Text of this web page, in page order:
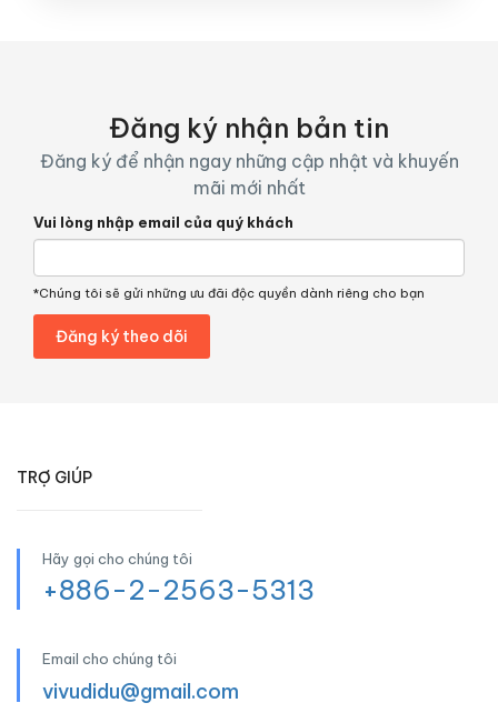
Đăng ký nhận bản tin
Đăng ký để nhận ngay những cập nhật và khuyến
mãi mới nhất
Vui lòng nhập email của quý khách
*Chúng tôi sẽ gửi những ưu đãi độc quyền dành riêng cho bạn
TRỢ GIÚP
Hãy gọi cho chúng tôi
+886-2-2563-5313
Email cho chúng tôi
vivudidu@gmail.com